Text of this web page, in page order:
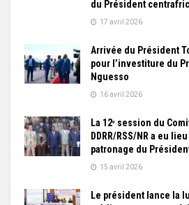
du Président
17 avril 2026
Arrivée du Président
pour l’investiture du
Nguesso
16 avril 2026
La 12ᵉ session du
DDRR/RSS/NR a eu
patronage du
15 avril 2026
Le président lance la